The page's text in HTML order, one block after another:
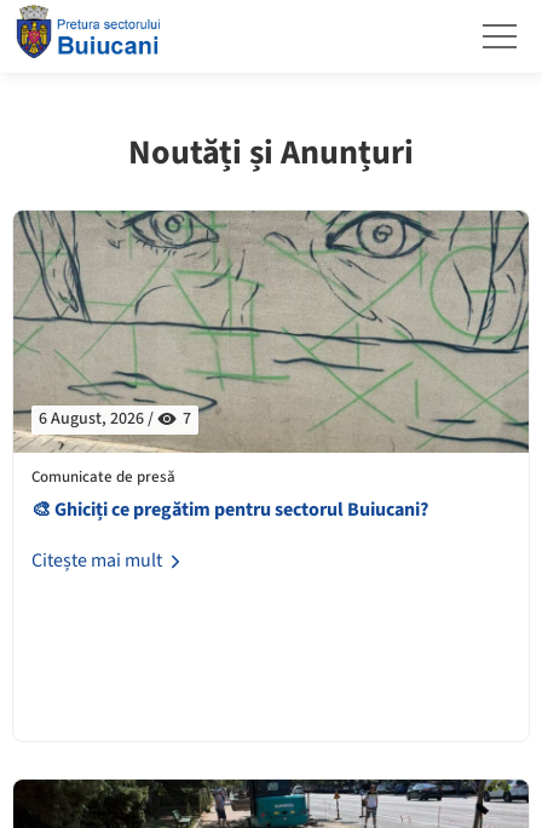
Noutăți și Anunțuri
6 August, 2026 / 7
Comunicate de presă
🎨 Ghiciți ce pregătim pentru sectorul Buiucani?
Citește mai mult